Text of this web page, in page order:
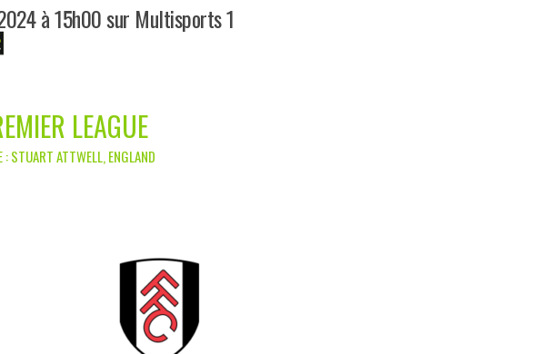
à 15h00 sur Multisports 1
LEAGUE
STUART ATTWELL, ENGLAND